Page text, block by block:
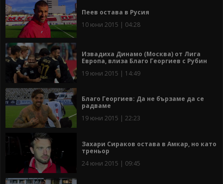
Пеев остава в Русия
10 юни 2015 | 04:28
Извадиха Динамо (Москва) от Лига
Европа, влиза Благо Георгиев с Рубин
19 юни 2015 | 14:49
Благо Георгиев: Да не бързаме да се
радваме
19 юни 2015 | 22:23
Захари Сираков остава в Амкар, но като
треньор
24 юни 2015 | 09:45